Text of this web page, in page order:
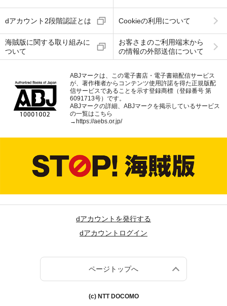
dアカウント2段階認証とは Cookieの利用について
海賊版に関する取り組みに
ついて
お客さまのご利用端末から
の情報の外部送信について
ABJマークは、この電子書店・電子書籍配信サービス
が、著作権者からコンテンツ使用許諾を得た正規版配
信サービスであることを示す登録商標（登録番号 第
6091713号）です。
ABJマークの詳細、ABJマークを掲示しているサービス
の一覧はこちら
→ https://aebs.or.jp/
dアカウントを発行する
dアカウントログイン
ページトップへ
(c) NTT DOCOMO